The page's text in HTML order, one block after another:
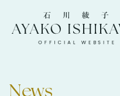
石川綾子 Ayako Ishikawa Official Website